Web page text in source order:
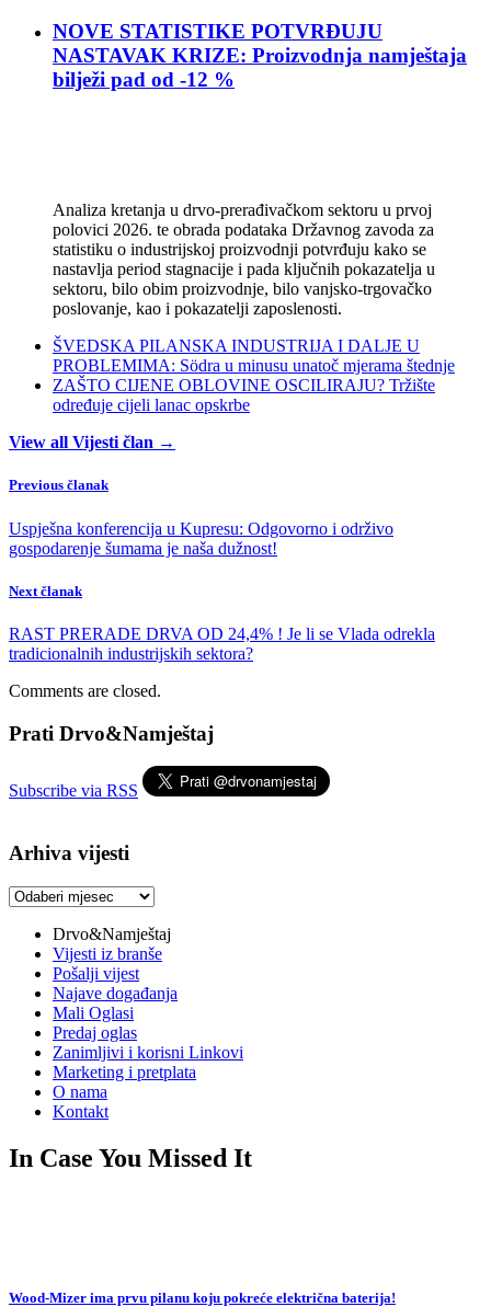
NOVE STATISTIKE POTVRĐUJU
NASTAVAK KRIZE: Proizvodnja namještaja
bilježi pad od -12 %
Analiza kretanja u drvo-prerađivačkom sektoru u prvoj
polovici 2026. te obrada podataka Državnog zavoda za
statistiku o industrijskoj proizvodnji potvrđuju kako se
nastavlja period stagnacije i pada ključnih pokazatelja u
sektoru, bilo obim proizvodnje, bilo vanjsko-trgovačko
poslovanje, kao i pokazatelji zaposlenosti.
ŠVEDSKA PILANSKA INDUSTRIJA I DALJE U
PROBLEMIMA: Södra u minusu unatoč mjerama štednje
ZAŠTO CIJENE OBLOVINE OSCILIRAJU? Tržište
određuje cijeli lanac opskrbe
View all Vijesti član →
Previous članak
Uspješna konferencija u Kupresu: Odgovorno i održivo
gospodarenje šumama je naša dužnost!
Next članak
RAST PRERADE DRVA OD 24,4% ! Je li se Vlada odrekla
tradicionalnih industrijskih sektora?
Comments are closed.
Prati Drvo&Namještaj
Subscribe via RSS
Arhiva vijesti
Arhiva
Drvo&Namještaj
Vijesti iz branše
Pošalji vijest
Najave događanja
Mali Oglasi
Predaj oglas
Zanimljivi i korisni Linkovi
Marketing i pretplata
O nama
Kontakt
In Case You Missed It
Wood-Mizer ima prvu pilanu koju pokreće električna baterija!